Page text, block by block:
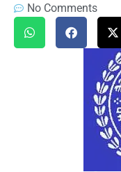
No Comments